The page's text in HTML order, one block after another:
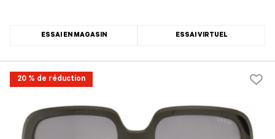
ESSAI EN MAGASIN ESSAI VIRTUEL
20 % de réduction